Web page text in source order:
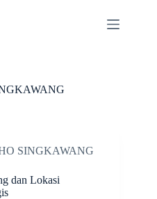
SINGKAWANG
dan Lokasi